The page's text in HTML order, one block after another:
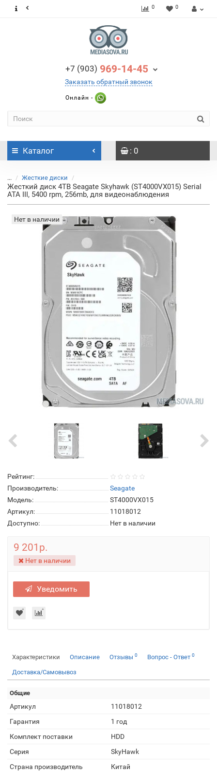
0 0
+7 (903) 969-14-45
Заказать обратный звонок
Онлайн -
Каталог : 0
... Жесткие диски
Жесткий диск 4TB Seagate Skyhawk (ST4000VX015) Serial
ATA III, 5400 rpm, 256mb, для видеонаблюдения
Нет в наличии
Рейтинг:
Производитель:
Seagate
Модель:
ST4000VX015
Артикул:
11018012
Доступно:
Нет в наличии
9 201р.
Нет в наличии
Уведомить
Характеристики Описание Отзывы 0 Вопрос - Ответ 0
Доставка/Самовывоз
Общие
Артикул
11018012
Гарантия
1 год
Комплект поставки
HDD
Серия
SkyHawk
Страна производитель
Китай